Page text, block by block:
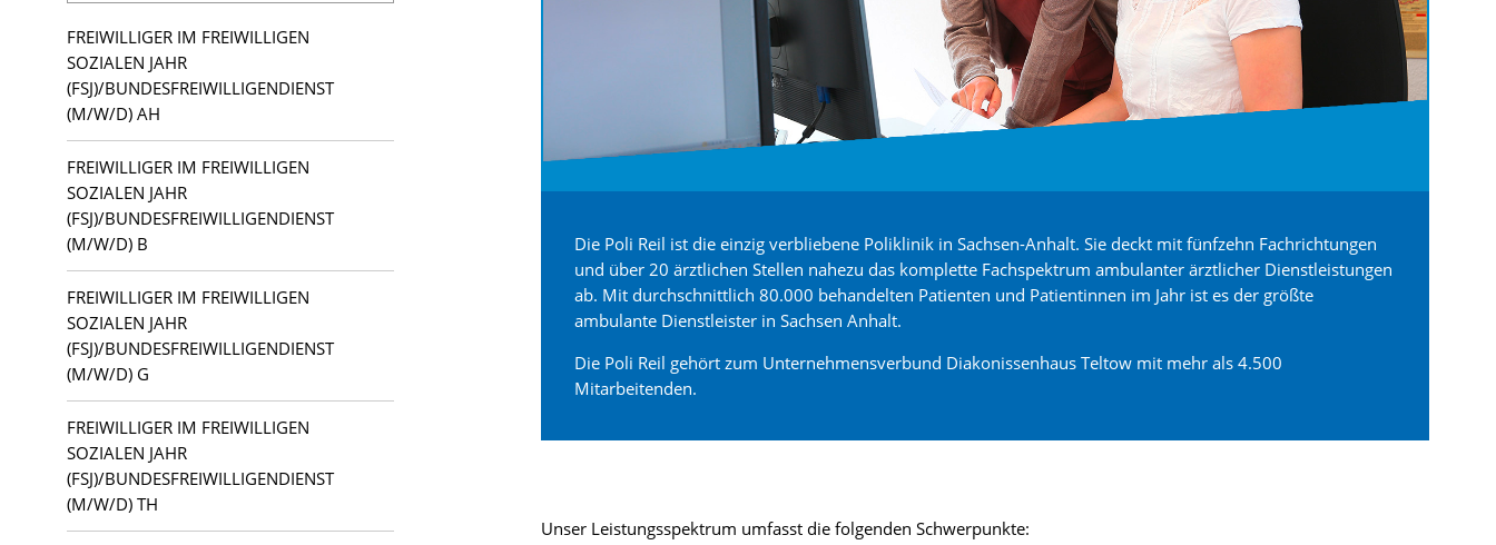
Berlin
Bezirk Pankow
Caputh
Forst (Lausitz)
Frankfurt (Oder)
Guben
Halle (Saale)
Kloster Lehnin
Lauchhammer
Ingenieurwesen und technische Berufe
Personalwesen und HR
Produktion und Handwerk
Sonstige Tätigkeitsfelder
FREIWILLIGER IM FREIWILLIGEN
SOZIALEN JAHR
(FSJ)/BUNDESFREIWILLIGENDIENST
(M/W/D) AH
FREIWILLIGER IM FREIWILLIGEN
SOZIALEN JAHR
(FSJ)/BUNDESFREIWILLIGENDIENST
(M/W/D) B
FREIWILLIGER IM FREIWILLIGEN
SOZIALEN JAHR
(FSJ)/BUNDESFREIWILLIGENDIENST
(M/W/D) G
FREIWILLIGER IM FREIWILLIGEN
SOZIALEN JAHR
(FSJ)/BUNDESFREIWILLIGENDIENST
(M/W/D) TH
Die Poli Reil ist die einzig verbliebene Poliklinik in Sachsen-Anhalt. Sie deckt mit fünfzehn Fachrichtungen
und über 20 ärztlichen Stellen nahezu das komplette Fachspektrum ambulanter ärztlicher Dienstleistungen
ab. Mit durchschnittlich 80.000 behandelten Patienten und Patientinnen im Jahr ist es der größte
ambulante Dienstleister in Sachsen Anhalt.
Die Poli Reil gehört zum Unternehmensverbund Diakonissenhaus Teltow mit mehr als 4.500
Mitarbeitenden.
Unser Leistungsspektrum umfasst die folgenden Schwerpunkte: